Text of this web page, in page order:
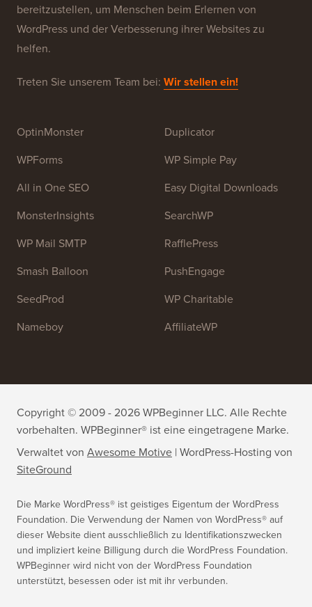
bereitzustellen, um Menschen beim Erlernen von
WordPress und der Verbesserung ihrer Websites zu
helfen.
Treten Sie unserem Team bei: Wir stellen ein!
OptinMonster
WPForms
All in One SEO
MonsterInsights
WP Mail SMTP
Smash Balloon
SeedProd
Nameboy
Duplicator
WP Simple Pay
Easy Digital Downloads
SearchWP
RafflePress
PushEngage
WP Charitable
AffiliateWP
Copyright © 2009 - 2026 WPBeginner LLC. Alle Rechte
vorbehalten. WPBeginner® ist eine eingetragene Marke.
Verwaltet von Awesome Motive | WordPress-Hosting von
SiteGround
Die Marke WordPress® ist geistiges Eigentum der WordPress
Foundation. Die Verwendung der Namen von WordPress® auf
dieser Website dient ausschließlich zu Identifikationszwecken
und impliziert keine Billigung durch die WordPress Foundation.
WPBeginner wird nicht von der WordPress Foundation
unterstützt, besessen oder ist mit ihr verbunden.